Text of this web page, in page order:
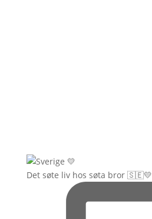
Det søte liv hos søta bror 🇸🇪💛